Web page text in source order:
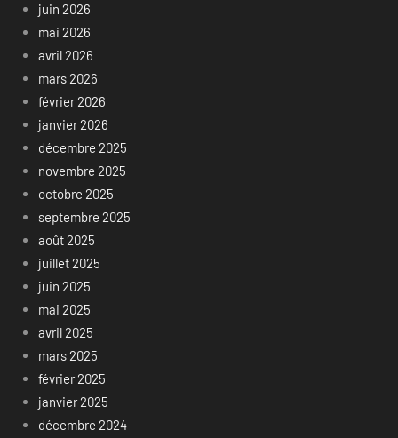
juin 2026
mai 2026
avril 2026
mars 2026
février 2026
janvier 2026
décembre 2025
novembre 2025
octobre 2025
septembre 2025
août 2025
juillet 2025
juin 2025
mai 2025
avril 2025
mars 2025
février 2025
janvier 2025
décembre 2024